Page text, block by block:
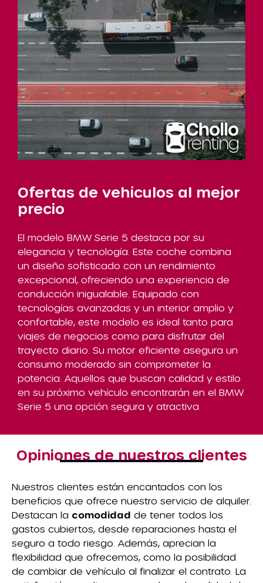
Ofertas de vehículos al mejor
precio
El modelo BMW Serie 5 destaca por su
elegancia y tecnología. Este coche combina
un diseño sofisticado con un rendimiento
excepcional, ofreciendo una experiencia de
conducción inigualable. Equipado con
tecnologías avanzadas y un interior amplio y
confortable, este modelo es ideal tanto para
viajes de negocios como para disfrutar del
trayecto diario. Su motor eficiente asegura un
consumo moderado sin comprometer la
potencia. Aquellos que buscan calidad y estilo
en su próximo vehículo encontrarán en el BMW
Serie 5 una opción segura y atractiva.
Opiniones de nuestros clientes
Nuestros clientes están encantados con los
beneficios que ofrece nuestro servicio de alquiler.
Destacan la comodidad de tener todos los
gastos cubiertos, desde reparaciones hasta el
seguro a todo riesgo. Además, aprecian la
flexibilidad que ofrecemos, como la posibilidad
de cambiar de vehículo al finalizar el contrato. La